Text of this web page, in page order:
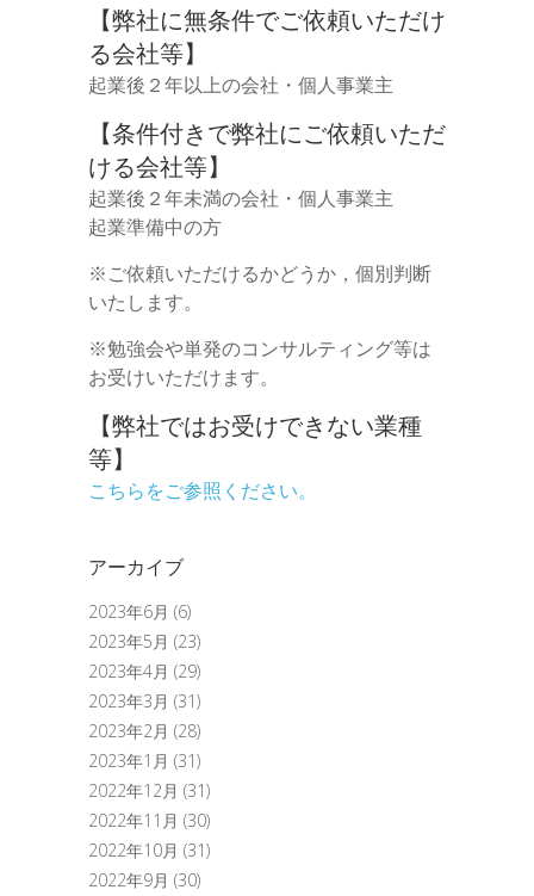
【弊社に無条件でご依頼いただけ
る会社等】
起業後２年以上の会社・個人事業主
【条件付きで弊社にご依頼いただ
ける会社等】
起業後２年未満の会社・個人事業主
起業準備中の方
※ご依頼いただけるかどうか，個別判断
いたします。
※勉強会や単発のコンサルティング等は
お受けいただけます。
【弊社ではお受けできない業種
等】
こちらをご参照ください。
アーカイブ
2023年6月 (6)
2023年5月 (23)
2023年4月 (29)
2023年3月 (31)
2023年2月 (28)
2023年1月 (31)
2022年12月 (31)
2022年11月 (30)
2022年10月 (31)
2022年9月 (30)